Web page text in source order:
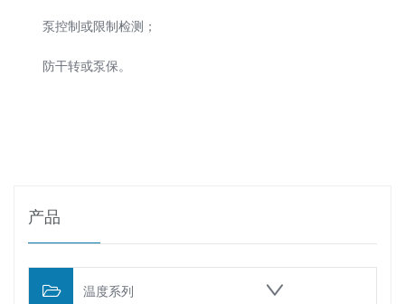
泵控制或限制检测；
防干转或泵保。
产品
温度系列